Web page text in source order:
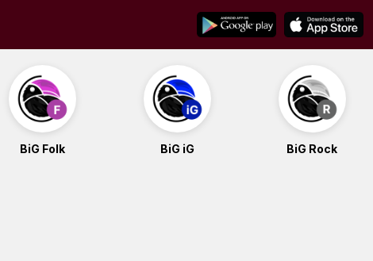
BiG Folk BiG iG BiG Rock